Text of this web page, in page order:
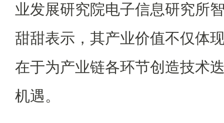
业发展研究院电子信息研究所
甜甜表示，其产业价值不仅体
在于为产业链各环节创造技术
机遇。